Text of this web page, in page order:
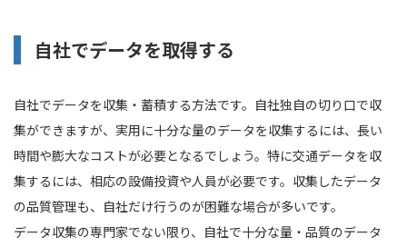
自社でデータを取得する
自社でデータを収集・蓄積する方法です。自社独自の切り口で収
集ができますが、実用に十分な量のデータを収集するには、長い
時間や膨大なコストが必要となるでしょう。特に交通データを収
集するには、相応の設備投資や人員が必要です。収集したデータ
の品質管理も、自社だけ行うのが困難な場合が多いです。
データ収集の専門家でない限り、自社で十分な量・品質のデータ